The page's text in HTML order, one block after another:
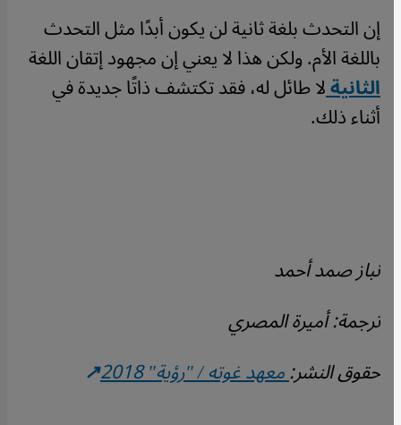
إن التحدث بلغة ثانية لن يكون أبدًا مثل التحدث
باللغة الأم. ولكن هذا لا يعني إن مجهود إتقان اللغة
الثانيةلا طائل له، فقد تكتشف ذاتًا جديدة في
أثناء ذلك.
نباز صمد أحمد
ترجمة: أميرة المصري
حقوق النشر:معهد غوته / "رؤية" 2018